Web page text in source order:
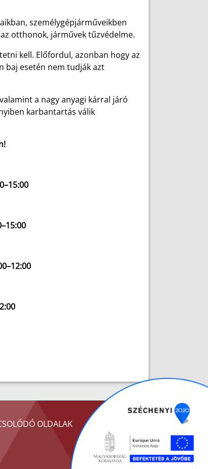
személygépjárműveikben
otthonok, járművek tűzvédelme.
kell. Előfordul, azonban hogy az
baj esetén nem tudják azt
a nagy anyagi kárral járó
karbantartás válik
OLDALAK